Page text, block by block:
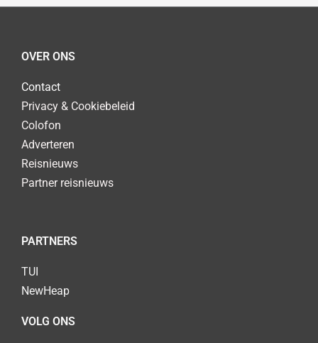
OVER ONS
Contact
Privacy & Cookiebeleid
Colofon
Adverteren
Reisnieuws
Partner reisnieuws
PARTNERS
TUI
NewHeap
VOLG ONS